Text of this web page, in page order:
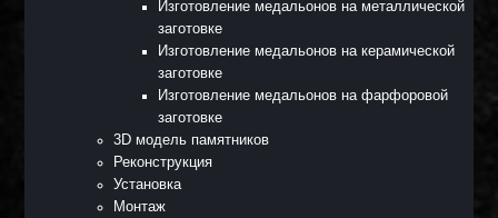
Изготовление медальонов на металлической
заготовке
Изготовление медальонов на керамической
заготовке
Изготовление медальонов на фарфоровой
заготовке
3D модель памятников
Реконструкция
Установка
Монтаж